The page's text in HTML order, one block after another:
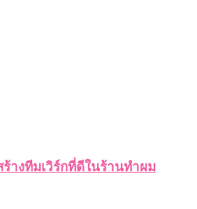
ร้างทีมเวิร์กที่ดีในร้านทำผม